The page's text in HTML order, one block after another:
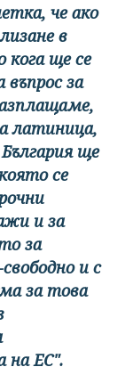
че ако
в
кога ще се
за
латиница,
ще
се
и за
за
и с
за това
на ЕС".